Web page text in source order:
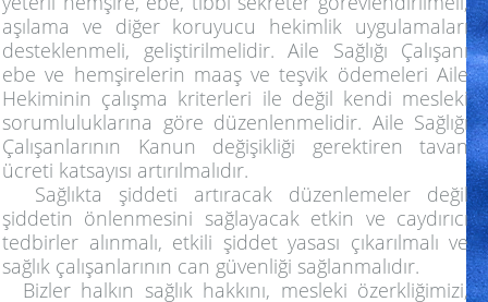
aşılama ve diğer koruyucu hekimlik uygulamaları
desteklenmeli, geliştirilmelidir. Aile Sağlığı Çalışanı
ebe ve hemşirelerin maaş ve teşvik ödemeleri Aile
Hekiminin çalışma kriterleri ile değil kendi mesleki
sorumluluklarına göre düzenlenmelidir. Aile Sağlığı
Çalışanlarının Kanun değişikliği gerektiren tavan
ücreti katsayısı artırılmalıdır.
Sağlıkta şiddeti artıracak düzenlemeler değil
şiddetin önlenmesini sağlayacak etkin ve caydırıcı
tedbirler alınmalı, etkili şiddet yasası çıkarılmalı ve
sağlık çalışanlarının can güvenliği sağlanmalıdır.
Bizler halkın sağlık hakkını, mesleki özerkliğimizi,